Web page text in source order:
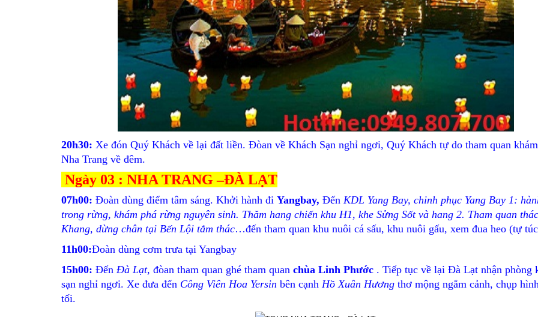
20h30: Xe đón Quý Khách về lại đất liền. Đòan về Khách Sạn nghỉ ngơi, Quý Khách tự do tham quan
Nha Trang về đêm.
Ngày 03 : NHA TRANG –ĐÀ LẠT
07h00: Đoàn dùng điểm tâm sáng. Khởi hành đi Yangbay, Đến KDL Yang Bay, chinh phục Yang Bay 1:
trong rừng, khám phá rừng nguyên sinh. Thăm hang chiến khu H1, khe Sửng Sốt và hang 2. Tham quan
Khang, dừng chân tại Bến Lội tắm thác…đến tham quan khu nuôi cá sấu, khu nuôi gấu, xem đua heo (tự
11h00:Đoàn dùng cơm trưa tại Yangbay
15h00: Đến Đà Lạt, đòan tham quan ghé tham quan chùa Linh Phước . Tiếp tục về lại Đà Lạt nhận phòng
sạn nghỉ ngơi. Xe đưa đến Công Viên Hoa Yersin bên cạnh Hồ Xuân Hương thơ mộng ngắm cảnh, chụp
tối.